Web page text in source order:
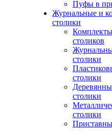
Пуфы в
Журнальные и
столики
Комплекты
столиков
столики
столики
столики
столики